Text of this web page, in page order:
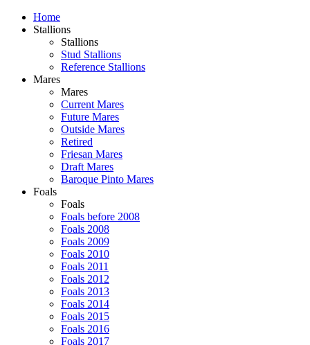
Home
Stallions
Stallions
Stud Stallions
Reference Stallions
Mares
Mares
Current Mares
Future Mares
Outside Mares
Retired
Friesan Mares
Draft Mares
Baroque Pinto Mares
Foals
Foals
Foals before 2008
Foals 2008
Foals 2009
Foals 2010
Foals 2011
Foals 2012
Foals 2013
Foals 2014
Foals 2015
Foals 2016
Foals 2017